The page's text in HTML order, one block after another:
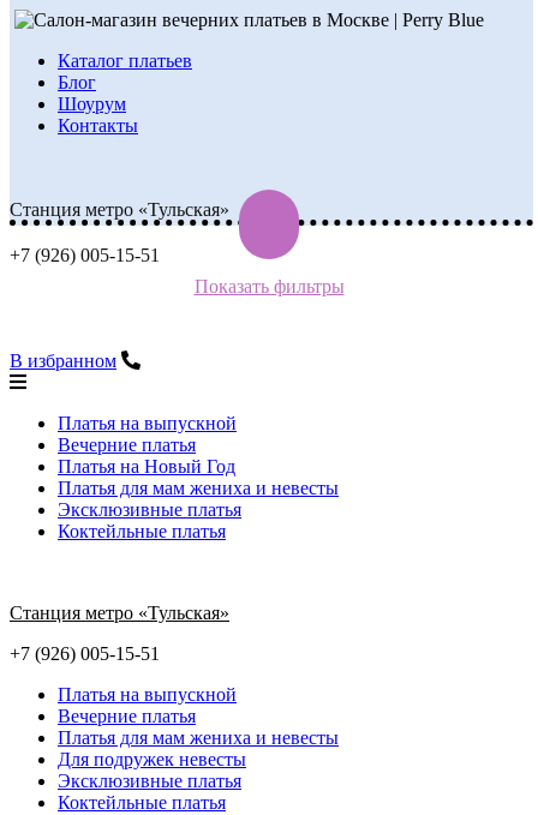
Каталог платьев
Блог
Шоурум
Контакты
Станция метро «Тульская»
+7 (926) 005-15-51
В избранном
Платья на выпускной
Вечерние платья
Платья на Новый Год
Платья для мам жениха и невесты
Эксклюзивные платья
Коктейльные платья
Станция метро «Тульская»
+7 (926) 005-15-51
Платья на выпускной
Вечерние платья
Платья для мам жениха и невесты
Для подружек невесты
Эксклюзивные платья
Коктейльные платья
Показать фильтры